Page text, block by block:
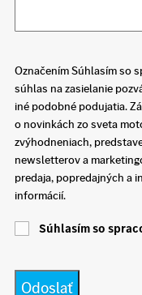
Označením Súhlasím so
súhlas na zasielanie
iné podobné podujatia.
o novinkách zo sveta
zvýhodneniach,
newsletterov a
predaja, popredajných a
informácií.
Súhlasím so